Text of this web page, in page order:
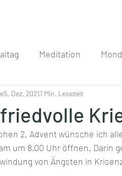
Meditation Mond
5. Dez. 20211 Min. Lesezeit
2. Advent wünsche ich
um 8.00 Uhr öffnen. Darin
von Ängsten in